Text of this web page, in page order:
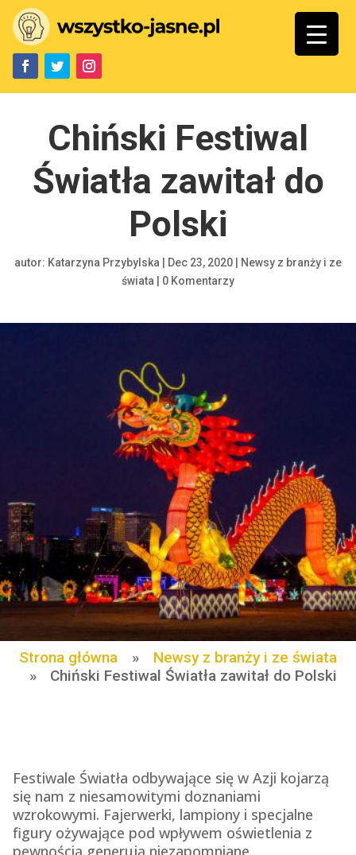
Chiński Festiwal
Światła zawitał do
Polski
autor: Katarzyna Przybylska | Dec 23, 2020 | Newsy z branży i ze
świata | 0 Komentarzy
Strona główna »
Newsy z branży i ze świata
»
Chiński Festiwal Światła zawitał do Polski
Festiwale Światła odbywające się w Azji kojarzą
się nam z niesamowitymi doznaniami
wzrokowymi. Fajerwerki, lampiony i specjalne
figury ożywające pod wpływem oświetlenia z
pewnością generują niezapomniane